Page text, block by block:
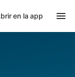
en la app